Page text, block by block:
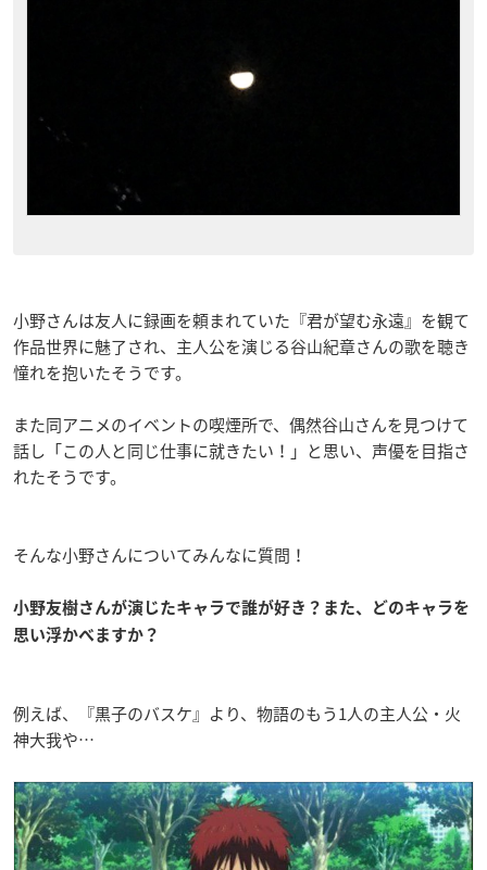
小野さんは友人に録画を頼まれていた『君が望む永遠』を観て
作品世界に魅了され、主人公を演じる谷山紀章さんの歌を聴き
憧れを抱いたそうです。
また同アニメのイベントの喫煙所で、偶然谷山さんを見つけて
話し「この人と同じ仕事に就きたい！」と思い、声優を目指さ
れたそうです。
そんな小野さんについてみんなに質問！
小野友樹さんが演じたキャラで誰が好き？また、どのキャラを
思い浮かべますか？
例えば、『黒子のバスケ』より、物語のもう1人の主人公・火
神大我や…